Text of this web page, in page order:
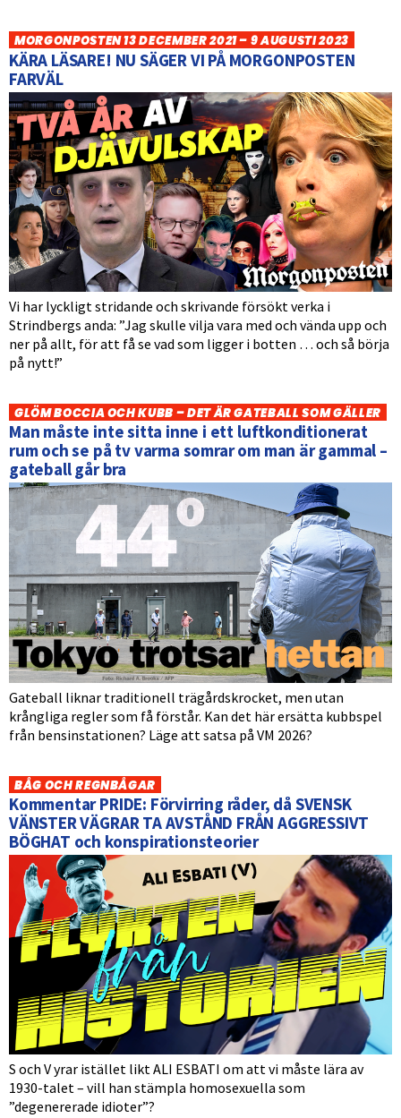
MORGONPOSTEN 13 DECEMBER 2021 – 9 AUGUSTI 2023
KÄRA LÄSARE! NU SÄGER VI PÅ MORGONPOSTEN
FARVÄL
Vi har lyckligt stridande och skrivande försökt verka i
Strindbergs anda: ”Jag skulle vilja vara med och vända upp och
ner på allt, för att få se vad som ligger i botten … och så börja
på nytt!”
GLÖM BOCCIA OCH KUBB – DET ÄR GATEBALL SOM GÄLLER
Man måste inte sitta inne i ett luftkonditionerat
rum och se på tv varma somrar om man är gammal –
gateball går bra
Gateball liknar traditionell trägårdskrocket, men utan
krångliga regler som få förstår. Kan det här ersätta kubbspel
från bensinstationen? Läge att satsa på VM 2026?
BÅG OCH REGNBÅGAR
Kommentar PRIDE: Förvirring råder, då SVENSK
VÄNSTER VÄGRAR TA AVSTÅND FRÅN AGGRESSIVT
BÖGHAT och konspirationsteorier
S och V yrar istället likt ALI ESBATI om att vi måste lära av
1930-talet – vill han stämpla homosexuella som
”degenererade idioter”?